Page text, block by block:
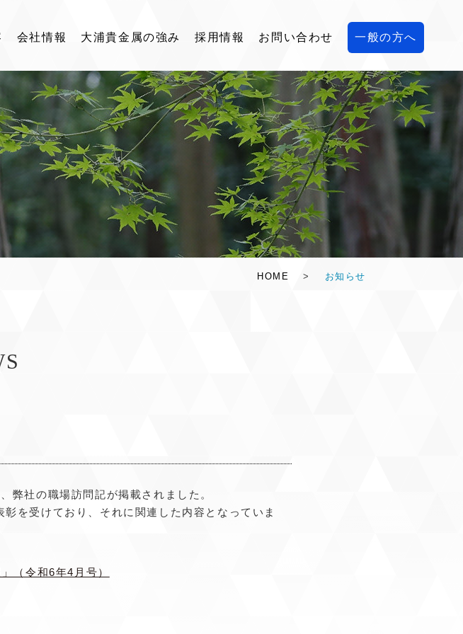
会社情報 大浦貴金属の強み 採用情報 お問い合わせ 一般の方へ
HOME > お知らせ
弊社の職場訪問記が掲載されました。
を受けており、それに関連した内容となっていま
（令和6年4月号）